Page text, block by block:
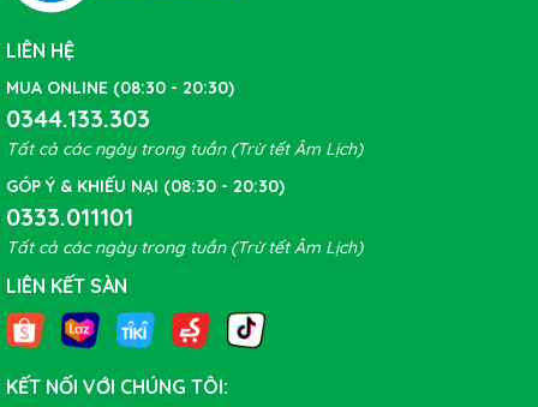
LIÊN HỆ
MUA ONLINE (08:30 - 20:30)
0344.133.303
Tất cả các ngày trong tuần (Trừ tết Âm Lịch)
GÓP Ý & KHIẾU NẠI (08:30 - 20:30)
0333.011101
Tất cả các ngày trong tuần (Trừ tết Âm Lịch)
LIÊN KẾT SÀN
KẾT NỐI VỚI CHÚNG TÔI: